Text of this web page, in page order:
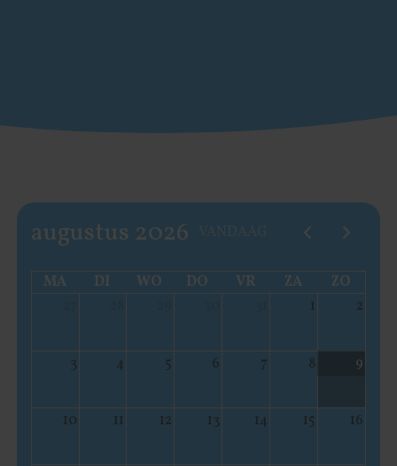
augustus 2026
MA DI WO DO VR ZA
ZO
1 2
3 4 5 6 7 8 9
10 11 12 13 14 15 16